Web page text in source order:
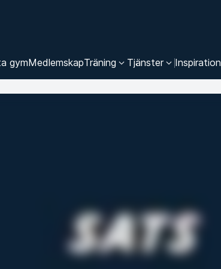
gymMedlemskapTräning Tjänster Inspiration